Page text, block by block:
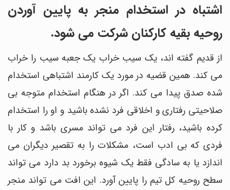
اشتباه در استخدام منجر به پایین آوردن
روحیه بقیه کارکنان شرکت می شود.
از قدیم گفته اند، یک سیب خراب یک جعبه سیب را خراب
می کند. همین قضیه در مورد یک کارمند اشتباهی استخدام
شده صدق پیدا می کند. اگر در هنگام استخدام متوجه بی
صلاحیتی رفتاری و اخلاقی فرد نشده باشید و او را استخدام
کرده باشید، رفتار این فرد می تواند مسری باشد و کار با
فردی که بی ادب است، مشکلات را به تقصیر دیگران می
اندازد یا به سادگی فقط یک شیوه برخورد بد دارد می تواند
سطح روحیه کل تیم را پایین آورد. این افت می تواند منجر